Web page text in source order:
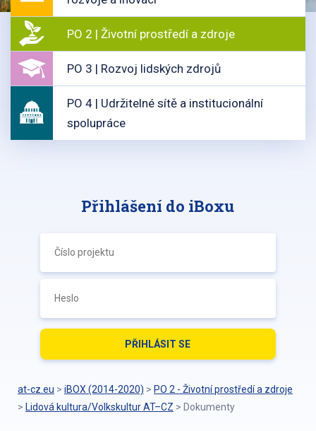
PO 2 | Životní prostředí a zdroje
PO 3 | Rozvoj lidských zdrojů
PO 4 | Udržitelné sítě a institucionální
spolupráce
Přihlášení do iBoxu
at-cz.eu > iBOX (2014-2020) > PO 2 - Životní prostředí a zdroje
> Lidová kultura/Volkskultur AT–CZ > Dokumenty